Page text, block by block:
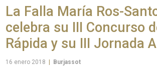
La Falla María Ros-
celebra su III Concurso
Rápida y su III Jornada
16 enero 2018 Burjassot